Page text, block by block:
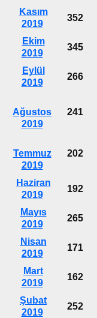
Kasım
2019
352
Ekim
2019
345
Eylül
2019
266
Ağustos
2019
241
Temmuz
2019
202
Haziran
2019
192
Mayıs
2019
265
Nisan
2019
171
Mart
2019
162
Şubat
2019
252